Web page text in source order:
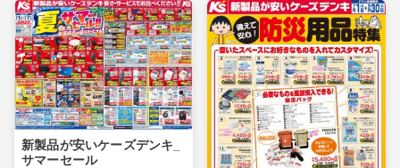
新製品が安いケーズデンキ_
サマーセール